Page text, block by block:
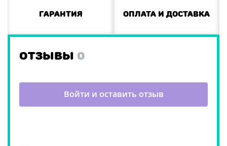
Гарантия Оплата и доставка
ОТЗЫВЫ 0
Войти и оставить отзыв